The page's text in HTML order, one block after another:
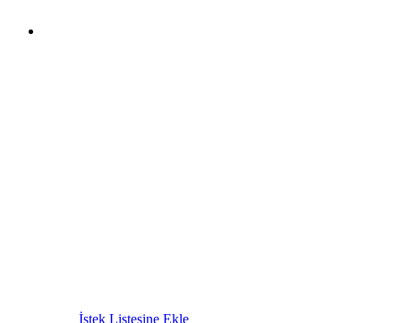
İstek Listesine Ekle